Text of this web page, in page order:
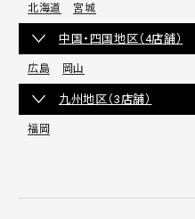
北海道 宮城
中国・四国地区（4店舗）
広島 岡山
九州地区（3店舗）
福岡